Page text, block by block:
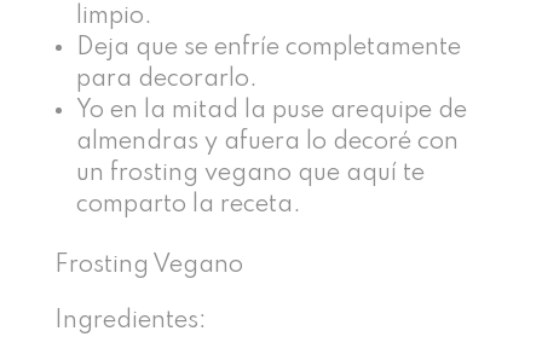
limpio.
Deja que se enfríe completamente
para decorarlo.
Yo en la mitad la puse arequipe de
almendras y afuera lo decoré con
un frosting vegano que aquí te
comparto la receta.
Frosting Vegano
Ingredientes: